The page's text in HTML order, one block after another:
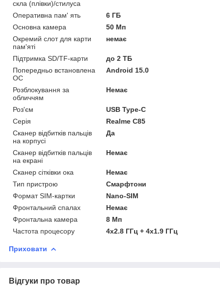
скла (плівки)/стилуса
Оперативна пам' ять
6 ГБ
Основна камера
50 Мп
Окремий слот для карти
пам'яті
немає
Підтримка SD/TF-карти
до 2 ТБ
Попередньо встановлена
ОС
Android 15.0
Розблокування за
обличчям
Немає
Роз'єм
USB Type-C
Серія
Realme C85
Сканер відбитків пальців
на корпусі
Да
Сканер відбитків пальців
на екрані
Немає
Сканер сітківки ока
Немає
Тип пристрою
Смарфтони
Формат SIM-картки
Nano-SIM
Фронтальний спалах
Немає
Фронтальна камера
8 Мп
Частота процесору
4x2.8 ГГц + 4x1.9 ГГц
Приховати
Відгуки про товар